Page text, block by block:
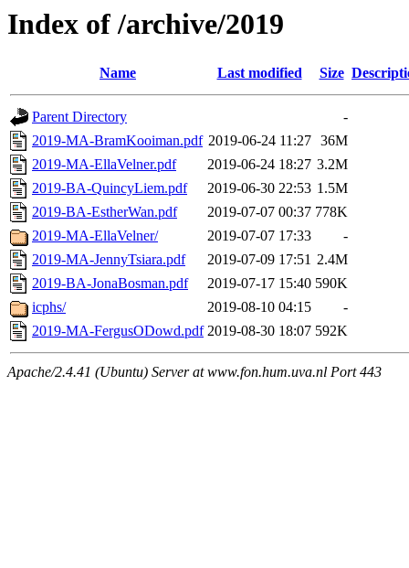
Index of /archive/2019
Name Last modified Size
Parent Directory
-
2019-MA-BramKooiman.pdf 2019-06-24 11:27 36M
2019-MA-EllaVelner.pdf
2019-06-24 18:27 3.2M
2019-BA-QuincyLiem.pdf
2019-06-30 22:53 1.5M
2019-BA-EstherWan.pdf
2019-07-07 00:37 778K
2019-MA-EllaVelner/
2019-07-07 17:33
-
2019-MA-JennyTsiara.pdf
2019-07-09 17:51 2.4M
2019-BA-JonaBosman.pdf
2019-07-17 15:40 590K
icphs/
2019-08-10 04:15
-
2019-MA-FergusODowd.pdf 2019-08-30 18:07 592K
Apache/2.4.41 (Ubuntu) Server at www.fon.hum.uva.nl Port 443